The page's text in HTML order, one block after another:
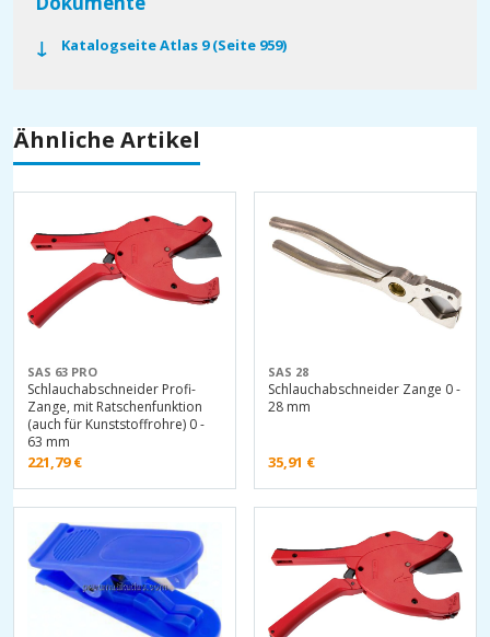
Katalogseite Atlas 9 (Seite 959)
Ähnliche Artikel
SAS 63 PRO
Schlauchabschneider Profi-
Zange, mit Ratschenfunktion
(auch für Kunststoffrohre) 0 -
63 mm
221,79€
SAS 28
Schlauchabschneider Zange 0 -
28 mm
35,91 €